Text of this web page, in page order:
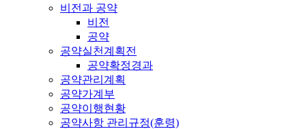
비전과 공약
비전
공약
공약실천계획전
공약확정경과
공약관리계획
공약가계부
공약이행현황
공약사항 관리규정(훈령)